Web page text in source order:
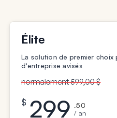
Élite
La solution de premier
d'entreprise avisés
normalement 599,00 $
$ 299 .50
/ an